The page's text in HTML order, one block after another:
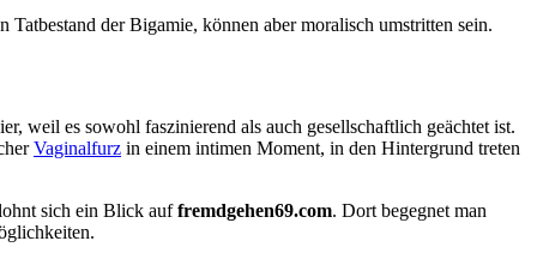
der Bigamie, können aber moralisch umstritten sein.
weil es sowohl faszinierend als auch gesellschaftlich geächtet ist.
Vaginalfurz in einem intimen Moment, in den Hintergrund treten
sich ein Blick auffremdgehen69.com. Dort begegnet man